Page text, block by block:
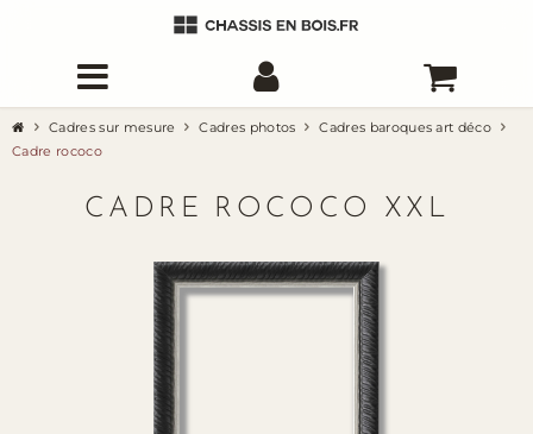
Cadres sur mesure Cadres photos
Cadres baroques art déco
Cadre rococo
CADRE ROCOCO XXL